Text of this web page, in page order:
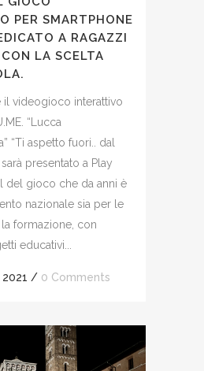
PER SMARTPHONE
A RAGAZZI
LA SCELTA
il videogioco interattivo
“Lucca
“Ti aspetto fuori.. dal
presentato a Play
del gioco che da anni è
nazionale sia per le
formazione, con
educativi...
/ 0 Comments